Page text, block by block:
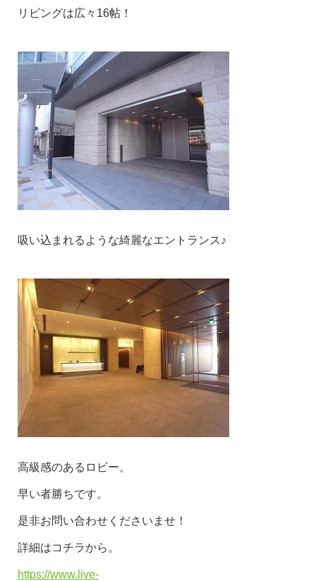
リビングは広々16帖！
吸い込まれるような綺麗なエントランス♪
高級感のあるロビー。
早い者勝ちです。
是非お問い合わせくださいませ！
詳細はコチラから。
https://www.live-